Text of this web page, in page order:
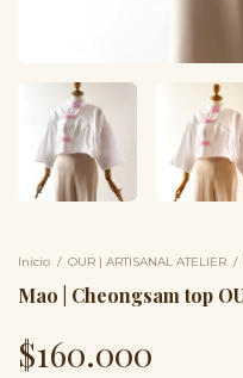
Inicio / OUR | ARTISANAL ATELIER /
Mao | Cheongsam top
$160.000